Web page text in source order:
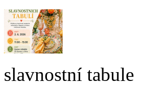
slavnostní tabule